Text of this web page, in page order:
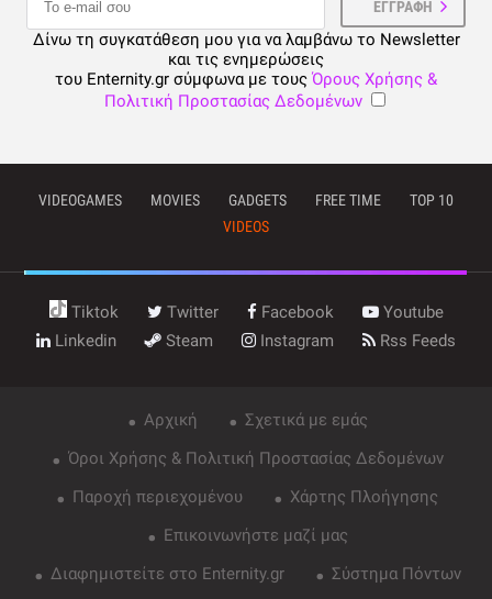
Δίνω τη συγκατάθεση μου για να λαμβάνω το Newsletter
και τις ενημερώσεις
του Enternity.gr σύμφωνα με τους Όρους Χρήσης &
Πολιτική Προστασίας Δεδομένων
VIDEOGAMES MOVIES GADGETS FREE TIME
TOP 10
VIDEOS
Tiktok Twitter Facebook
Youtube
Linkedin
Steam Instagram Rss Feeds
Αρχική
Σχετικά με εμάς
Όροι Χρήσης & Πολιτική Προστασίας Δεδομένων
Παροχή περιεχομένου
Χάρτης Πλοήγησης
Επικοινωνήστε μαζί μας
Διαφημιστείτε στο Enternity.gr
Σύστημα Πόντων